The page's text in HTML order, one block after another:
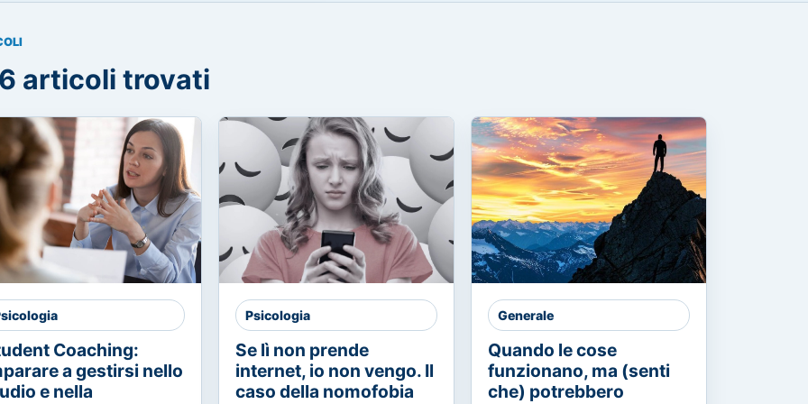
articoli trovati
Coaching:
a gestirsi nello
e nella
Psicologia
Se lì non prende
internet, io non vengo. Il
caso della nomofobia
Generale
Quando le cose
funzionano, ma (senti
che) potrebbero